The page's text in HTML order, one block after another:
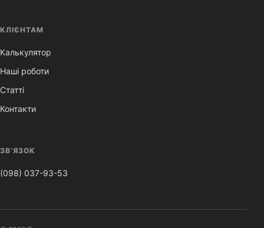
КЛІЄНТАМ
Калькулятор
Наші роботи
Статті
Контакти
ЗВ’ЯЗОК
(098) 037-93-53